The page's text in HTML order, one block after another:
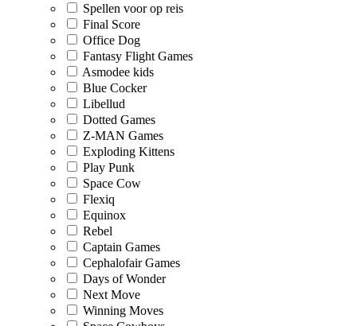
Spellen voor op reis
Final Score
Office Dog
Fantasy Flight Games
Asmodee kids
Blue Cocker
Libellud
Dotted Games
Z-MAN Games
Exploding Kittens
Play Punk
Space Cow
Flexiq
Equinox
Rebel
Captain Games
Cephalofair Games
Days of Wonder
Next Move
Winning Moves